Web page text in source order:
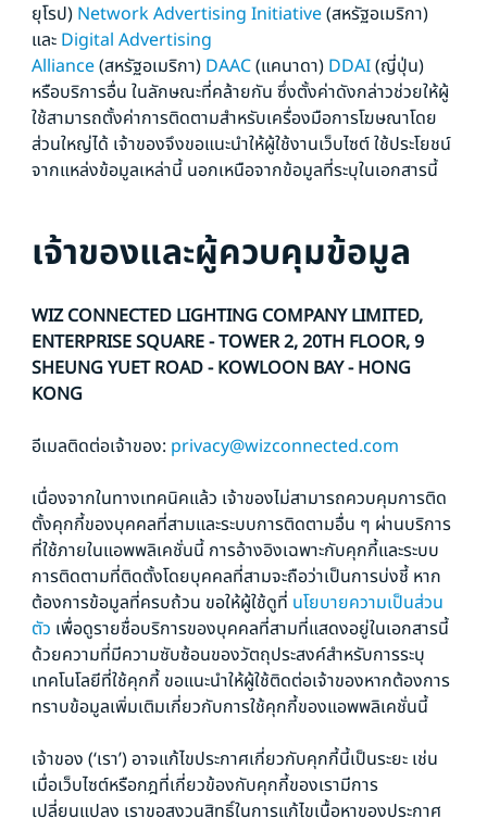
ยุโรป) Network Advertising Initiative(สหรัฐอเมริกา)
และ Digital Advertising
Alliance(สหรัฐอเมริกา) DAAC(แคนาดา) DDAI(ญี่ปุ่น)
หรือบริการอื่น ในลักษณะที่คล้ายกัน ซึ่งตั้งค่าดังกล่าวช่วยให้ผู้
ใช้สามารถตั้งค่าการติดตามสำหรับเครื่องมือการโฆษณาโดย
ส่วนใหญ่ได้ เจ้าของจึงขอแนะนำให้ผู้ใช้งานเว็บไซต์ ใช้ประโยชน์
จากแหล่งข้อมูลเหล่านี้ นอกเหนือจากข้อมูลที่ระบุในเอกสารนี้
เจ้าของและผู้ควบคุมข้อมูล
WIZ CONNECTED LIGHTING COMPANY LIMITED,
ENTERPRISE SQUARE - TOWER 2, 20TH FLOOR, 9
SHEUNG YUET ROAD - KOWLOON BAY - HONG
KONG
อีเมลติดต่อเจ้าของ: privacy@wizconnected.com
เนื่องจากในทางเทคนิคแล้ว เจ้าของไม่สามารถควบคุมการติด
ตั้งคุกกี้ของบุคคลที่สามและระบบการติดตามอื่น ๆ ผ่านบริการ
ที่ใช้ภายในแอพพลิเคชั่นนี้ การอ้างอิงเฉพาะกับคุกกี้และระบบ
การติดตามที่ติดตั้งโดยบุคคลที่สามจะถือว่าเป็นการบ่งชี้ หาก
ต้องการข้อมูลที่ครบถ้วน ขอให้ผู้ใช้ดูที่ นโยบายความเป็นส่วน
ตัว เพื่อดูรายชื่อบริการของบุคคลที่สามที่แสดงอยู่ในเอกสารนี้
ด้วยความที่มีความซับซ้อนของวัตถุประสงค์สำหรับการระบุ
เทคโนโลยีที่ใช้คุกกี้ ขอแนะนำให้ผู้ใช้ติดต่อเจ้าของหากต้องการ
ทราบข้อมูลเพิ่มเติมเกี่ยวกับการใช้คุกกี้ของแอพพลิเคชั่นนี้
เจ้าของ (‘เรา’) อาจแก้ไขประกาศเกี่ยวกับคุกกี้นี้เป็นระยะ เช่น
เมื่อเว็บไซต์หรือกฎที่เกี่ยวข้องกับคุกกี้ของเรามีการ
เปลี่ยนแปลง เราขอสงวนสิทธิ์ในการแก้ไขเนื้อหาของประกาศ